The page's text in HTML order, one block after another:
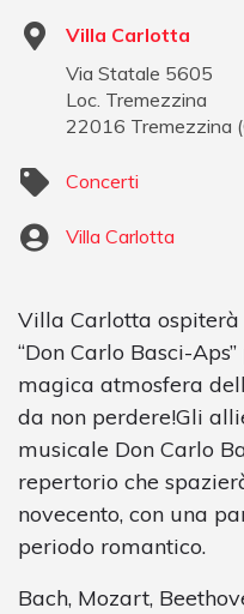
Villa Carlotta
Via Statale 5605
Loc. Tremezzina
22016 Tremezzina (
Concerti
Villa Carlotta
Villa Carlotta
“Don Carlo Basci-
magica atmosfera
da non perdere!Gli
musicale Don Carlo
repertorio che
novecento, con una
periodo romantico.
Bach, Mozart,